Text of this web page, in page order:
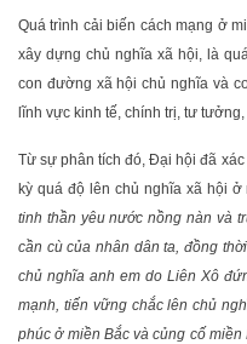
Quá trình cải biến cách mạng ở
xây dựng chủ nghĩa xã hội, là
con đường xã hội chủ nghĩa và
lĩnh vực kinh tế, chính trị, tư
Từ sự phân tích đó, Đại hội đã
kỳ quá độ lên chủ nghĩa xã hội ở
tinh thần yêu nước nồng nàn và
cần cù của nhân dân ta, đồng
chủ nghĩa anh em do Liên Xô
mạnh, tiến vững chắc lên chủ
phúc ở miền Bắc và củng cố